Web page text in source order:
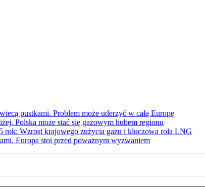
pustkami. Problem może uderzyć w całą Europę
Polska może stać się gazowym hubem regionu
rok: Wzrost krajowego zużycia gazu i kluczowa rola LNG
Europa stoi przed poważnym wyzwaniem